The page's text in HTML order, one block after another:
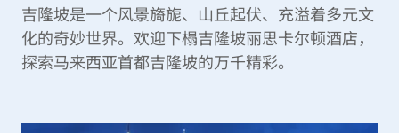
吉隆坡是一个风景旖旎、山丘起伏、充溢着多元文
化的奇妙世界。欢迎下榻吉隆坡丽思卡尔顿酒店，
探索马来西亚首都吉隆坡的万千精彩。